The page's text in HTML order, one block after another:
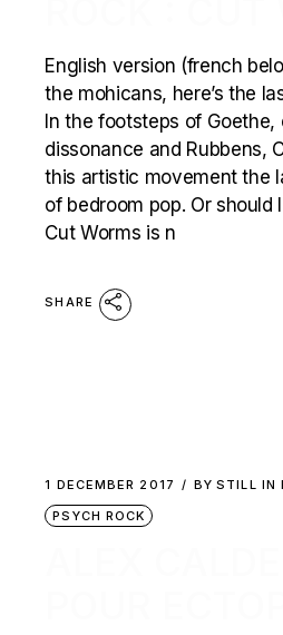
English version (french
the mohicans, here’s the
In the footsteps of Goethe,
dissonance and Rubbens,
this artistic movement the
of bedroom pop. Or should
Cut Worms is n
SHARE
1 DECEMBER 2017 BY STILL IN
PSYCH ROCK